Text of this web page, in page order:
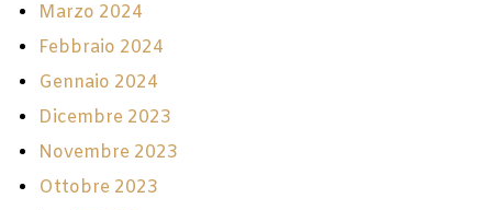
Marzo 2024
Febbraio 2024
Gennaio 2024
Dicembre 2023
Novembre 2023
Ottobre 2023